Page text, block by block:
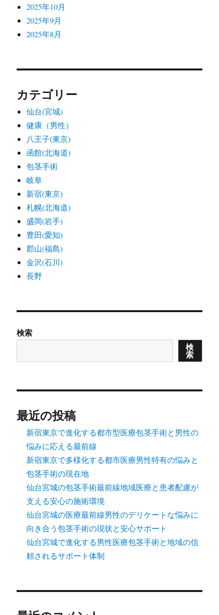
2025年10月
2025年9月
2025年8月
カテゴリー
仙台(宮城)
健康（男性）
八王子(東京)
函館(北海道)
包茎手術
岐阜
新宿(東京)
札幌(北海道)
盛岡(岩手)
豊田(愛知)
郡山(福島)
金沢(石川)
長野
検索
検
索
最近の投稿
新宿東京で進化する都市型医療包茎手術と男性の
悩みに応える最前線
新宿東京で多様化する都市医療男性特有の悩みと
包茎手術の現在地
仙台宮城の包茎手術最前線地域医療と患者配慮が
支える安心の施術環境
仙台宮城の医療最前線男性のデリケートな悩みに
向き合う包茎手術の現状と安心サポート
仙台宮城で進化する男性医療包茎手術と地域の信
頼されるサポート体制